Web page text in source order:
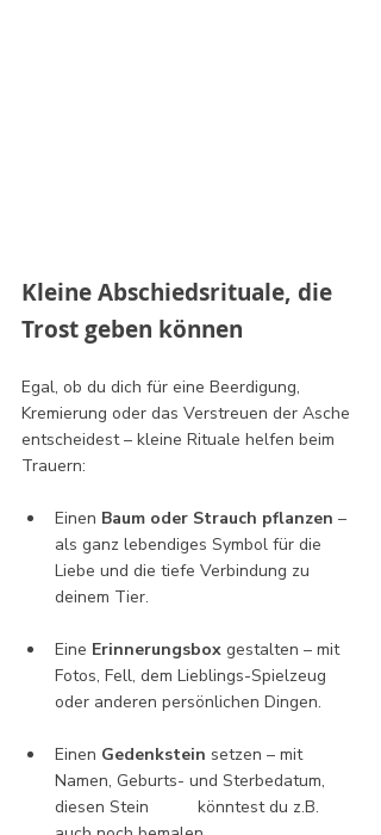
Kleine Abschiedsrituale, die
Trost geben können
Egal, ob du dich für eine Beerdigung,
Kremierung oder das Verstreuen der Asche
entscheidest – kleine Rituale helfen beim
Trauern:
Einen Baum oder Strauch pflanzen –
als ganz lebendiges Symbol für die
Liebe und die tiefe Verbindung zu
deinem Tier.
Eine Erinnerungsbox gestalten – mit
Fotos, Fell, dem Lieblings-Spielzeug
oder anderen persönlichen Dingen.
Einen Gedenkstein setzen – mit
Namen, Geburts- und Sterbedatum,
diesen Stein 	könntest du z.B.